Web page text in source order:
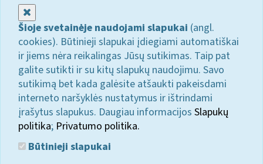
Šioje svetainėje naudojami slapukai (angl.
cookies). Būtinieji slapukai įdiegiami automatiškai
ir jiems nėra reikalingas Jūsų sutikimas. Taip pat
galite sutikti ir su kitų slapukų naudojimu. Savo
sutikimą bet kada galėsite atšaukti pakeisdami
interneto naršyklės nustatymus ir ištrindami
įrašytus slapukus. Daugiau informacijos Slapukų
politika; Privatumo politika.
Būtinieji slapukai